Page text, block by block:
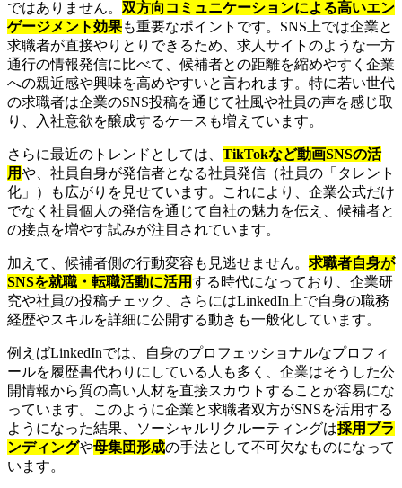
ではありません。 双方向コミュニケーションによる高いエン
ゲージメント効果も重要なポイントです。SNS上では企業と
求職者が直接やりとりできるため、求人サイトのような一方
通行の情報発信に比べて、候補者との距離を縮めやすく企業
への親近感や興味を高めやすいと言われます。特に若い世代
の求職者は企業のSNS投稿を通じて社風や社員の声を感じ取
り、入社意欲を醸成するケースも増えています。
さらに最近のトレンドとしては、 TikTokなど動画SNSの活
用や、社員自身が発信者となる社員発信（社員の「タレント
化」）も広がりを見せています。これにより、企業公式だけ
でなく社員個人の発信を通じて自社の魅力を伝え、候補者と
の接点を増やす試みが注目されています。
加えて、候補者側の行動変容も見逃せません。 求職者自身が
SNSを就職・転職活動に活用する時代になっており、企業研
究や社員の投稿チェック、さらにはLinkedIn上で自身の職務
経歴やスキルを詳細に公開する動きも一般化しています。
例えばLinkedInでは、自身のプロフェッショナルなプロフィ
ールを履歴書代わりにしている人も多く、企業はそうした公
開情報から質の高い人材を直接スカウトすることが容易にな
っています。このように企業と求職者双方がSNSを活用する
ようになった結果、ソーシャルリクルーティングは採用ブラ
ンディングや母集団形成の手法として不可欠なものになって
います。